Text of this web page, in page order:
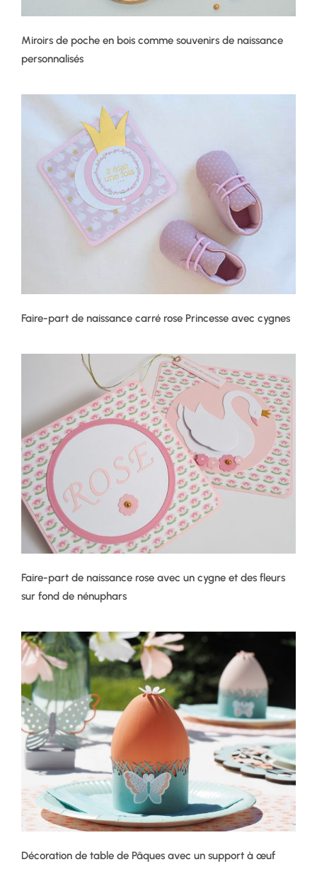
Miroirs de poche en bois comme souvenirs de naissance
personnalisés
Faire-part de naissance carré rose Princesse avec cygnes
Faire-part de naissance rose avec un cygne et des fleurs
sur fond de nénuphars
Décoration de table de Pâques avec un support à œuf